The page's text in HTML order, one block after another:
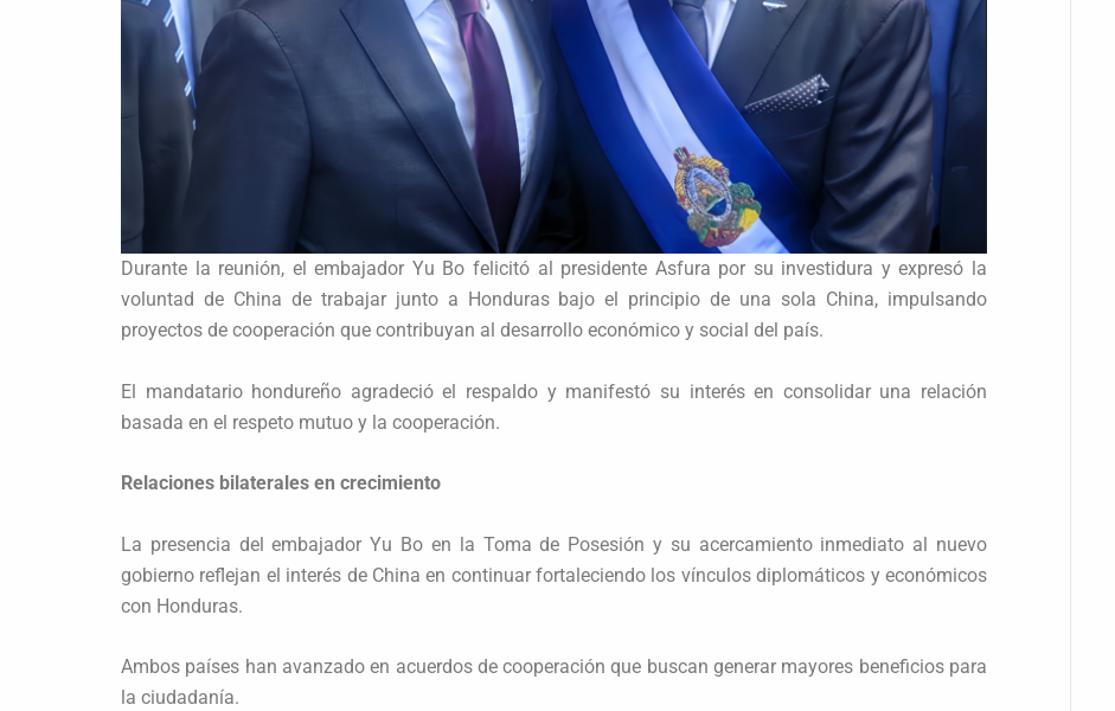
Durante la reunión, el embajador Yu Bo felicitó al presidente Asfura por su investidura y expresó la
voluntad de China de trabajar junto a Honduras bajo el principio de una sola China, impulsando
proyectos de cooperación que contribuyan al desarrollo económico y social del país.
El mandatario hondureño agradeció el respaldo y manifestó su interés en consolidar una relación
basada en el respeto mutuo y la cooperación.
Relaciones bilaterales en crecimiento
La presencia del embajador Yu Bo en la Toma de Posesión y su acercamiento inmediato al nuevo
gobierno reflejan el interés de China en continuar fortaleciendo los vínculos diplomáticos y económicos
con Honduras.
Ambos países han avanzado en acuerdos de cooperación que buscan generar mayores beneficios para
la ciudadanía.